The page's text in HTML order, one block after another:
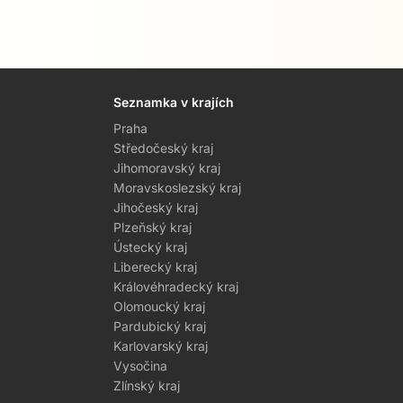
Seznamka v krajích
Praha
Středočeský kraj
Jihomoravský kraj
Moravskoslezský kraj
Jihočeský kraj
Plzeňský kraj
Ústecký kraj
Liberecký kraj
Královéhradecký kraj
Olomoucký kraj
Pardubický kraj
Karlovarský kraj
Vysočina
Zlínský kraj